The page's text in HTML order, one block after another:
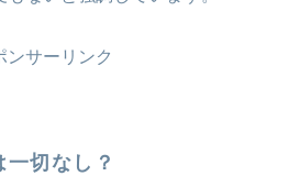
ンサーリンク
切なし？